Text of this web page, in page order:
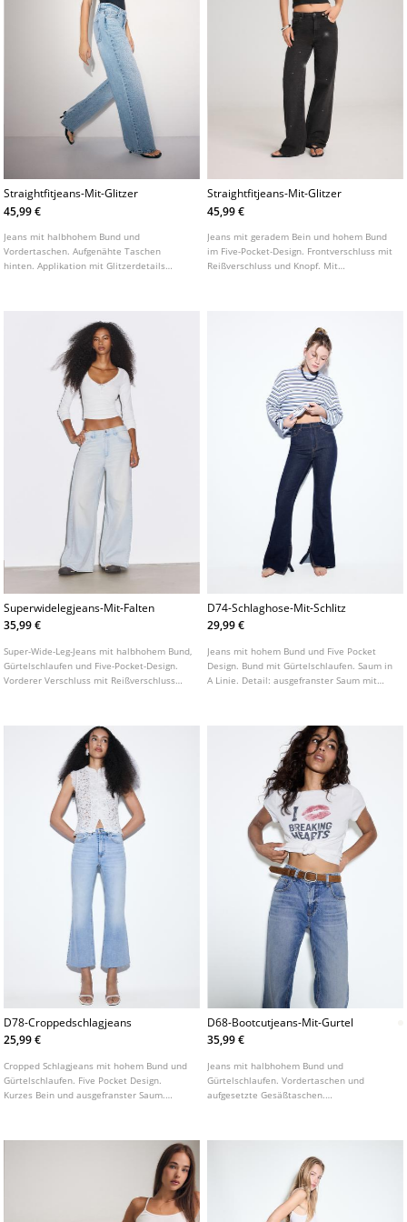
Straightfitjeans-Mit-Glitzer
45,99 €
Jeans mit halbhohem Bund und
Vordertaschen. Aufgenähte Taschen
hinten. Applikation mit Glitzerdetails
Straightfitjeans-Mit-Glitzer
45,99 €
Jeans mit geradem Bein und hohem Bund
im Five-Pocket-Design. Frontverschluss mit
Reißverschluss und Knopf. Mit
Superwidelegjeans-Mit-Falten
35,99 €
Super-Wide-Leg-Jeans mit halbhohem Bund,
Gürtelschlaufen und Five-Pocket-Design.
Vorderer Verschluss mit Reißverschluss
D74-Schlaghose-Mit-Schlitz
29,99 €
Jeans mit hohem Bund und Five Pocket
Design. Bund mit Gürtelschlaufen. Saum in
A Linie. Detail: ausgefranster Saum mit
verschiedenen Farben erhältlich.
D78-Croppedschlagjeans
25,99 €
Cropped Schlagjeans mit hohem Bund und
Gürtelschlaufen. Five Pocket Design.
Kurzes Bein und ausgefranster Saum.
erhältlich.
D68-Bootcutjeans-Mit-Gurtel
35,99 €
Jeans mit halbhohem Bund und
Gürtelschlaufen. Vordertaschen und
aufgesetzte Gesäßtaschen.
Bein bis zum Knie und leicht ausgestellter